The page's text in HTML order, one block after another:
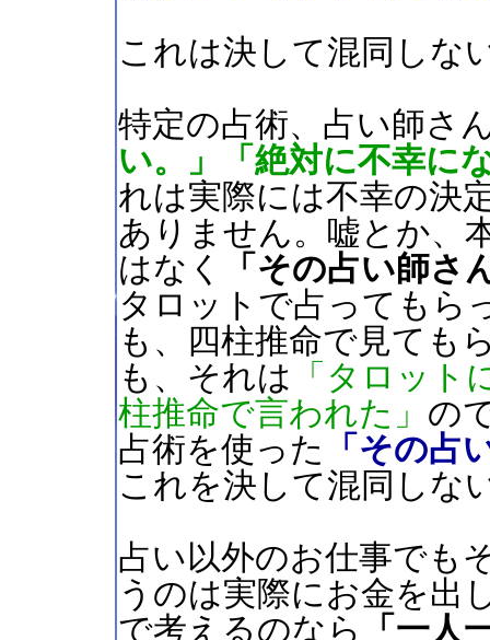
これは決して混同しな
特定の占術、占い師さ
い。」「絶対に不幸に
れは実際には不幸の決
ありません。嘘とか、
はなく
「その占い師さ
タロットで占ってもら
も、四柱推命で見ても
も、それは 「タロット
柱推命で言われた」 の
占術を使った
「その占
これを決して混同しな
占い以外のお仕事でも
うのは実際にお金を出
で考えるのなら
「一人